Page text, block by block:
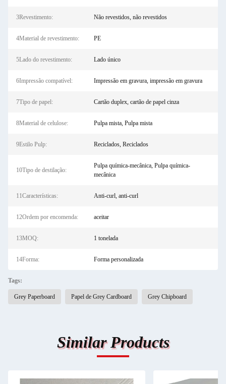
3Revestimento: Não revestidos, não revestidos
4Material de revestimento: PE
5Lado do revestimento: Lado único
6Impressão compatível: Impressão em gravura, impressão em gravura
7Tipo de papel: Cartão duplex, cartão de papel cinza
8Material de celulose: Pulpa mista, Pulpa mista
9Estilo Pulp: Reciclados, Reciclados
10Tipo de destilação:
Pulpa química-mecânica, Pulpa química-
mecânica
11Características: Anti-curl, anti-curl
12Ordem por encomenda: aceitar
13MOQ: 1 tonelada
14Forma: Forma personalizada
Tags:
Grey Paperboard Papel de Grey Cardboard Grey Chipboard
Similar Products